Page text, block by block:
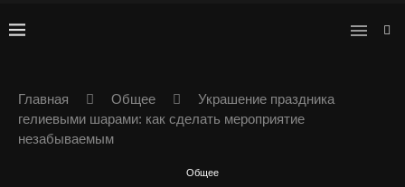
Главная Общее
Украшение праздника
гелиевыми шарами: как сделать мероприятие
незабываемым
Общее